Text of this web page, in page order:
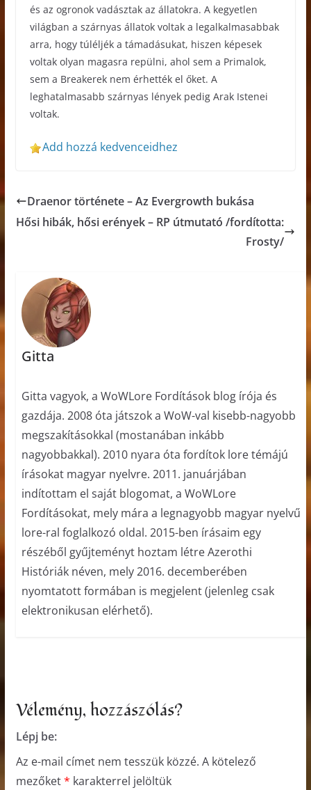
és az ogronok vadásztak az állatokra. A kegyetlen
világban a szárnyas állatok voltak a legalkalmasabbak
arra, hogy túléljék a támadásukat, hiszen képesek
voltak olyan magasra repülni, ahol sem a Primalok,
sem a Breakerek nem érhették el őket. A
leghatalmasabb szárnyas lények pedig Arak Istenei
voltak.
Add hozzá kedvenceidhez
Draenor története – Az Evergrowth bukása
Hősi hibák, hősi erények – RP útmutató /fordította:
Frosty/
Gitta
Gitta vagyok, a WoWLore Fordítások blog írója és
gazdája. 2008 óta játszok a WoW-val kisebb-nagyobb
megszakításokkal (mostanában inkább
nagyobbakkal). 2010 nyara óta fordítok lore témájú
írásokat magyar nyelvre. 2011. januárjában
indítottam el saját blogomat, a WoWLore
Fordításokat, mely mára a legnagyobb magyar nyelvű
lore-ral foglalkozó oldal. 2015-ben írásaim egy
részéből gyűjteményt hoztam létre Azerothi
Históriák néven, mely 2016. decemberében
nyomtatott formában is megjelent (jelenleg csak
elektronikusan elérhető).
Vélemény, hozzászólás?
Lépj be:
Az e-mail címet nem tesszük közzé. A kötelező
mezőket* karakterrel jelöltük